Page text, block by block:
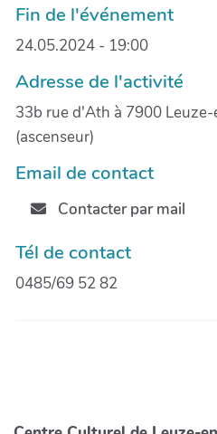
Fin de l'événement
24.05.2024 - 19:00
Adresse de l'activité
33b rue d'Ath à 7900
(ascenseur)
Email de contact
Contacter par mail
Tél de contact
0485/69 52 82